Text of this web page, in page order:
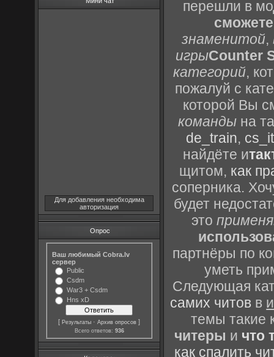
Для добавления необходима
авторизация
Опрос
Ваш любимый Cobra.lv
сервер
Public
Csdm
War3 + Csdm
Hns xD
[Результаты ·Архив опросов ]
Всего ответов: 936
перешли в
знаменитой,
игрыCounter
категорий,
пожалуй с
которой Вы
команды на
de_train,
найдёте и
щитом, как
соперника.
будет
это
партнёры по
уметь
Следующая
самих читов в
темы такие
читеры и что
как спалить